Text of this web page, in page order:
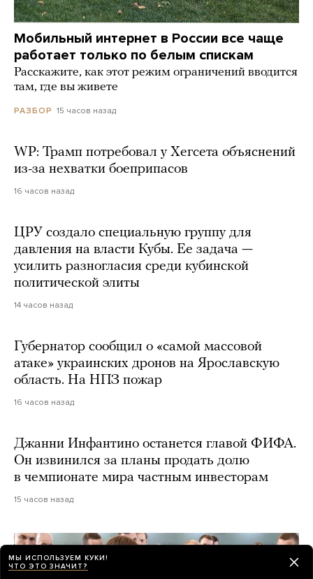
Мобильный интернет в России все чаще
работает только по белым спискам
Расскажите, как этот режим ограничений вводится
там, где вы живете
РАЗБОР 15 часов назад
WP: Трамп потребовал у Хегсета объяснений
из-за нехватки боеприпасов
16 часов назад
ЦРУ создало специальную группу для
давления на власти Кубы. Ее задача —
усилить разногласия среди кубинской
политической элиты
14 часов назад
Губернатор сообщил о «самой массовой
атаке» украинских дронов на Ярославскую
область. На НПЗ пожар
16 часов назад
Джанни Инфантино останется главой ФИФА.
Он извинился за планы продать долю
в чемпионате мира частным инвесторам
15 часов назад
МЫ ИСПОЛЬЗУЕМ КУКИ!
ЧТО ЭТО ЗНАЧИТ?